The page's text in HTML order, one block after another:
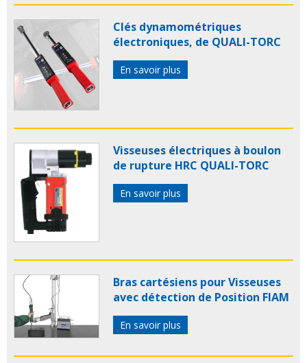
Clés dynamométriques
électroniques, de QUALI-TORC
En savoir plus
Visseuses électriques à boulon
de rupture HRC QUALI-TORC
En savoir plus
Bras cartésiens pour Visseuses
avec détection de Position FIAM
En savoir plus